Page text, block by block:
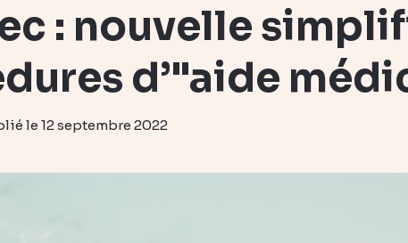
: nouvelle
d’"aide
le 12 septembre 2022